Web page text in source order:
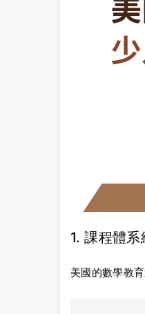
1. 課程體系
美國的數學教